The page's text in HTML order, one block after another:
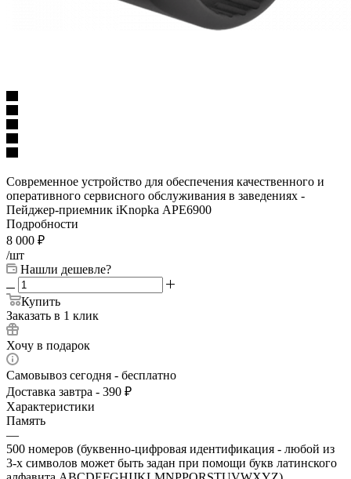
Современное устройство для обеспечения качественного и
оперативного сервисного обслуживания в заведениях -
Пейджер-приемник iKnopka АРЕ6900
Подробности
8 000 ₽
/шт
Нашли дешевле?
Купить
Заказать в 1 клик
Хочу в подарок
Самовывоз сегодня - бесплатно
Доставка завтра - 390 ₽
Характеристики
Память
—
500 номеров (буквенно-цифровая идентификация - любой из
3-х символов может быть задан при помощи букв латинского